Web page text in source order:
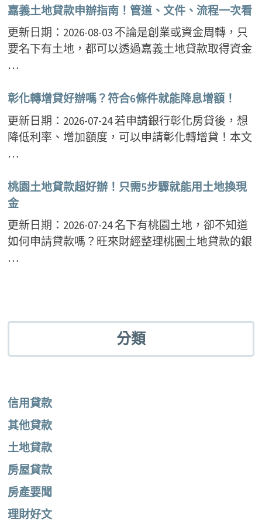
嘉義土地貸款申辦指南！管道、文件、流程一次看
更新日期：2026-08-03 不論是創業或資金周轉，只
要名下有土地，都可以透過嘉義土地貸款取得資金
…
彰化轉增貸好辦嗎？符合6條件就能降息增額！
更新日期：2026-07-24 若申請銀行彰化房貸後，想
降低利率、增加額度，可以申請彰化轉增貸！本文
…
桃園土地貸款超好辦！只需5步驟就能用土地換現
金
更新日期：2026-07-24 名下有桃園土地，卻不知道
如何申請貸款嗎？旺來財經整理桃園土地貸款的銀
…
分類
信用貸款
其他貸款
土地貸款
房屋貸款
房產要聞
理財好文